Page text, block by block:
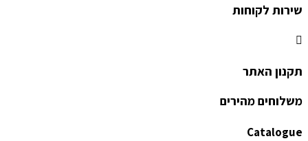
שירות לקוחות
תקנון האתר
משלוחים מהירים
Catalogue